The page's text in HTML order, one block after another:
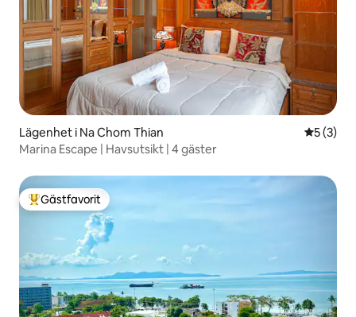
Lägenhet i Na Chom Thian 5 av 5 i
5 (3)
Marina Escape | Havsutsikt | 4 gäster
Populär gästfavorit
Gästfavorit